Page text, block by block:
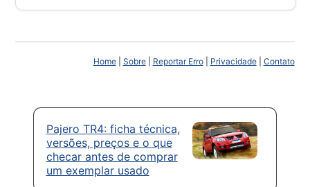
Home| Sobre| Reportar Erro| Privacidade| Contato
Pajero TR4: ficha técnica,
versões, preços e o que
checar antes de comprar
um exemplar usado